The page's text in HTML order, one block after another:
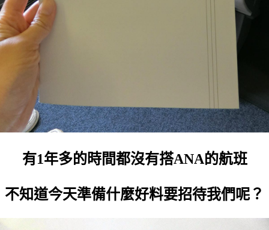
有1年多的時間都沒有搭ANA的航班
不知道今天準備什麼好料要招待我們呢？